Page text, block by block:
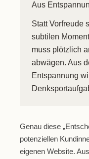
Aus
Statt Vorfreude
subtilen
muss plötzlich
abwägen. Aus
Entspannung
Genau diese
potenziellen
eigenen Website.